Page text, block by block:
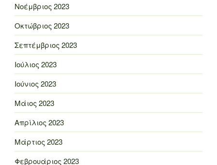
Νοέμβριος 2023
Οκτώβριος 2023
Σεπτέμβριος 2023
Ιούλιος 2023
Ιούνιος 2023
Μάιος 2023
Απρίλιος 2023
Μάρτιος 2023
Φεβρουάριος 2023